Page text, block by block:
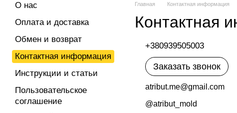
Главная Контактная информация
Контактная
+380939505003
Заказать звонок
atribut.me@gmail.com
@atribut_mold
О нас
Оплата и доставка
Обмен и возврат
Контактная информация
Инструкции и статьи
Пользовательское
соглашение